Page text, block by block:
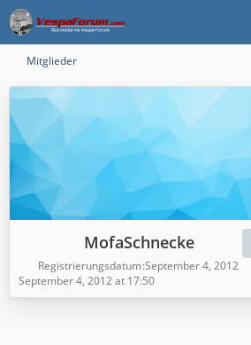
Mitglieder
MofaSchnecke
Registrierungsdatum September 4, 2012
September 4, 2012 at 17:50